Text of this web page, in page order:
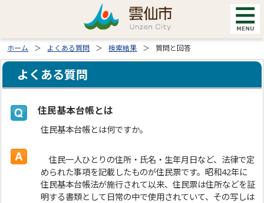
ホーム よくある質問 検索結果 質問と回答
よくある質問
住民基本台帳とは
住民基本台帳とは何ですか。
住民一人ひとりの住所・氏名・生年月日など、法律で定
められた事項を記載したものが住民票です。昭和42年に
住民基本台帳法が施行されて以来、住民票は住所などを証
明する書類として日常の中で使用されていて、その写しは